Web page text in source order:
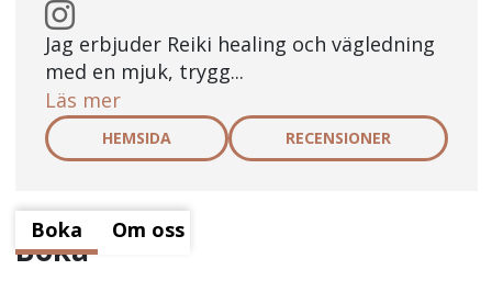
Jag erbjuder Reiki healing och vägledning
med en mjuk, trygg...
Läs mer
HEMSIDA RECENSIONER
Boka Om oss
Boka